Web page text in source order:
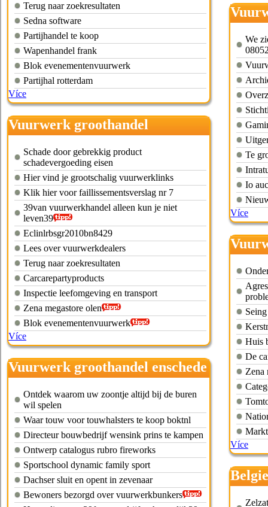
Terug naar zoekresultaten
Sedna software
Partijhandel te koop
Wapenhandel frank
Blok evenementenvuurwerk
Partijhal rotterdam
Více
Vuurwerk groothandel
nederland
Schade door gebrekkig product
schadevergoeding eisen
Hier vind je grootschalig vuurwerklinks
Klik hier voor faillissementsverslag nr 7
39van vuurwerkhandel alleen kun je niet
leven39
Eclinlrbsgr2010bn8429
Lees over vuurwerkdealers
Terug naar zoekresultaten
Carcarepartyproducts
Inspectie leefomgeving en transport
Zena megastore olen
Blok evenementenvuurwerk
Více
Vuurwerk groothandel enschede
Ontdek waarom uw zoontje altijd bij de buren
wil spelen
Waar touw voor touwhalsters te koop boktnl
Directeur bouwbedrijf wensink prins te kampen
Ontwerp catalogus rubro fireworks
Sportschool dynamic family sport
Dachser sluit en opent in zevenaar
Bewoners bezorgd over vuurwerkbunkers
We
Te
Io
Více
Huis
De
Zena
Více